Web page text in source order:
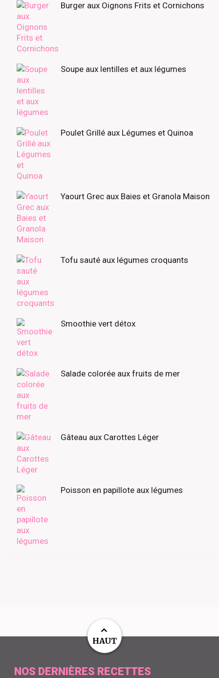
Burger aux Oignons Frits et Cornichons
Soupe aux lentilles et aux légumes
Poulet Grillé aux Légumes et Quinoa
Yaourt Grec aux Baies et Granola Maison
Tofu sauté aux légumes croquants
Smoothie vert détox
Salade colorée aux fruits de mer
Gâteau aux Carottes Léger
Poisson en papillote aux légumes
NOS DERNIÈRES RECETTES
HAUT